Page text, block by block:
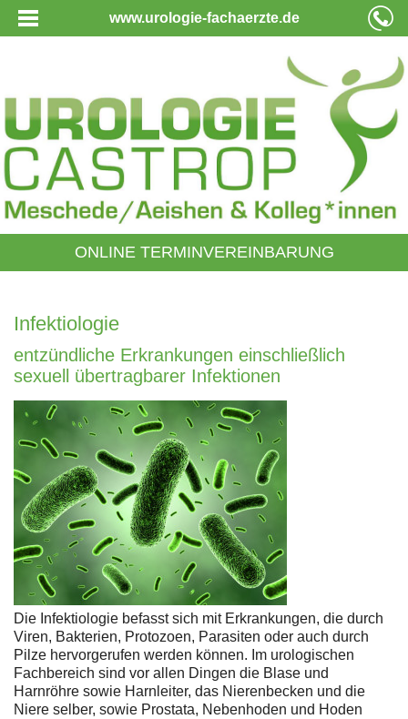
www.urologie-fachaerzte.de
ONLINE TERMINVEREINBARUNG
Infektiologie
entzündliche Erkrankungen einschließlich
sexuell übertragbarer Infektionen
Die Infektiologie befasst sich mit Erkrankungen, die durch
Viren, Bakterien, Protozoen, Parasiten oder auch durch
Pilze hervorgerufen werden können. Im urologischen
Fachbereich sind vor allen Dingen die Blase und
Harnröhre sowie Harnleiter, das Nierenbecken und die
Niere selber, sowie Prostata, Nebenhoden und Hoden